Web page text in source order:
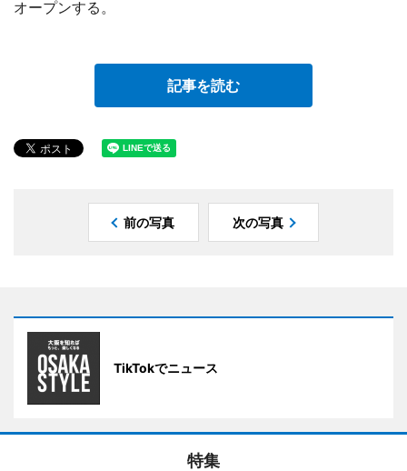
オープンする。
記事を読む
前の写真 次の写真
TikTokでニュース
特集